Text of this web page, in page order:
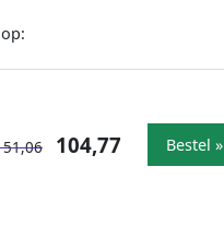
104,77 Bestel »